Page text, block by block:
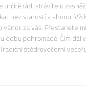
určitě rádi strávíte u
bez starostí a shonu.
za vás. Přestanete
dobu pohromadě. Čím dál
štědrovečerní večeři,